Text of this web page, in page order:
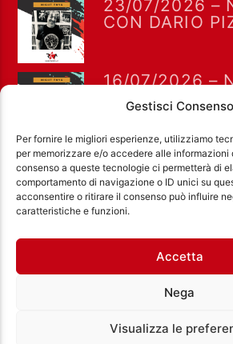
Gestisci Consenso
Per fornire le migliori esperienze, utilizziamo
per memorizzare e/o accedere alle informazioni
consenso a queste tecnologie ci permetterà di
comportamento di navigazione o ID unici su
acconsentire o ritirare il consenso può influire
caratteristiche e funzioni.
Accetta
Nega
Visualizza le
23/07/2026 –
CON DARIO
16/07/2026 –
CON DARIO
Ass. Cult. Dissociazione - Codice
Città Aperta via di Casal Bruciato